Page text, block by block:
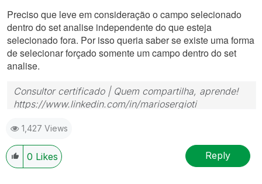
Preciso que leve em consideração o campo selecionado
dentro do set analise independente do que esteja
selecionado fora. Por isso queria saber se existe uma forma
de selecionar forçado somente um campo dentro do set
analise.
Consultor certificado | Quem compartilha, aprende!
https://www.linkedin.com/in/mariosergioti
1,427 Views
0 Likes Reply